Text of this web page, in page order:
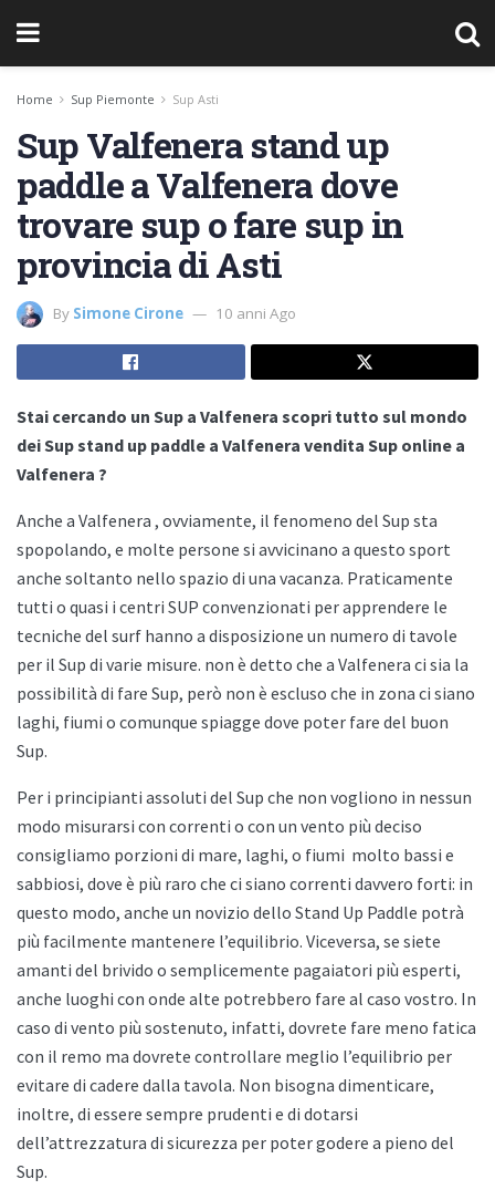
Home Sup Piemonte Sup Asti
Sup Valfenera stand up
paddle a Valfenera dove
trovare sup o fare sup in
provincia di Asti
By Simone Cirone 10 anni Ago
Stai cercando un Sup a Valfenera scopri tutto sul mondo
dei Sup stand up paddle a Valfenera vendita Sup online a
Valfenera ?
Anche a Valfenera , ovviamente, il fenomeno del Sup sta
spopolando, e molte persone si avvicinano a questo sport
anche soltanto nello spazio di una vacanza. Praticamente
tutti o quasi i centri SUP convenzionati per apprendere le
tecniche del surf hanno a disposizione un numero di tavole
per il Sup di varie misure. non è detto che a Valfenera ci sia la
possibilità di fare Sup, però non è escluso che in zona ci siano
laghi, fiumi o comunque spiagge dove poter fare del buon
Sup.
Per i principianti assoluti del Sup che non vogliono in nessun
modo misurarsi con correnti o con un vento più deciso
consigliamo porzioni di mare, laghi, o fiumi molto bassi e
sabbiosi, dove è più raro che ci siano correnti davvero forti: in
questo modo, anche un novizio dello Stand Up Paddle potrà
più facilmente mantenere l’equilibrio. Viceversa, se siete
amanti del brivido o semplicemente pagaiatori più esperti,
anche luoghi con onde alte potrebbero fare al caso vostro. In
caso di vento più sostenuto, infatti, dovrete fare meno fatica
con il remo ma dovrete controllare meglio l’equilibrio per
evitare di cadere dalla tavola. Non bisogna dimenticare,
inoltre, di essere sempre prudenti e di dotarsi
dell’attrezzatura di sicurezza per poter godere a pieno del
Sup.